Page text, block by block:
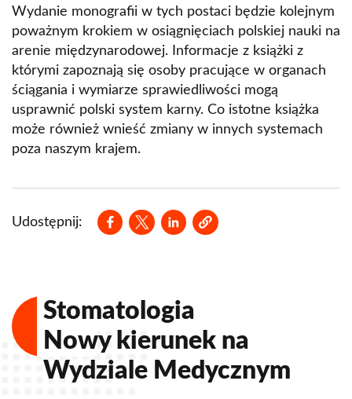
Wydanie monografii w tych postaci będzie kolejnym
poważnym krokiem w osiągnięciach polskiej nauki na
arenie międzynarodowej. Informacje z książki z
którymi zapoznają się osoby pracujące w organach
ściągania i wymiarze sprawiedliwości mogą
usprawnić polski system karny. Co istotne książka
może również wnieść zmiany w innych systemach
poza naszym krajem.
Udostępnij:
Opens in a new window
Opens in a new window
Opens in a new window
Bezzałogowe statki powietrzne. Nowa era w
prawie lotniczym
Nowy model urbanizacji w Polsce - praktyczne
wdrożenie zasad odpowiedzialnej urbanizacji
oraz miasta zwartego (NEWURBPACT)
Ocena roli „Programu polskiej energetyki
jądrowej” w osiąganiu celów redukcji gazów
Strukturalne i regionalne aspekty
HTA) - Szpitalnej Oceny Innowacyjnych
Technologii Medycznych
Stomatologia
Nowy kierunek na
Wydziale Medycznym